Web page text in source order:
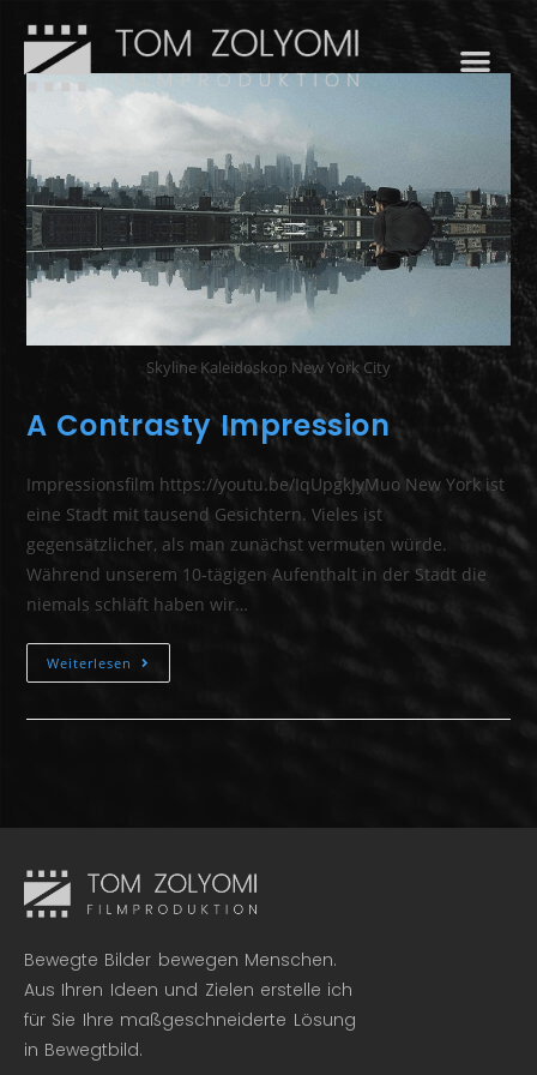
Skyline Kaleidoskop New York City
A Contrasty Impression
Impressionsfilm https://youtu.be/IqUpgkJyMuo New York ist
eine Stadt mit tausend Gesichtern. Vieles ist
gegensätzlicher, als man zunächst vermuten würde.
Während unserem 10-tägigen Aufenthalt in der Stadt die
niemals schläft haben wir…
Weiterlesen
Bewegte Bilder bewegen Menschen.
Aus Ihren Ideen und Zielen erstelle ich
für Sie Ihre maßgeschneiderte Lösung
in Bewegtbild.